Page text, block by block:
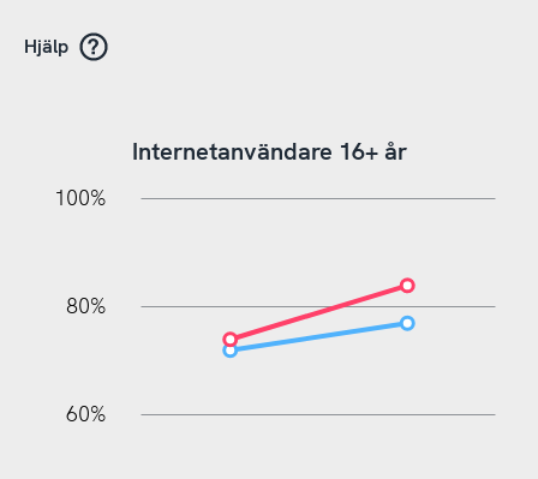
Hjälp
Internetanvändare 16+ år
100%
80%
60%